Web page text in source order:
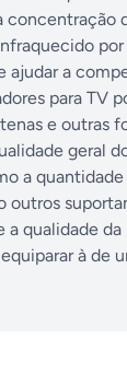
concentração
a
para TV
e outras
geral
a
outros
qualidade
à de